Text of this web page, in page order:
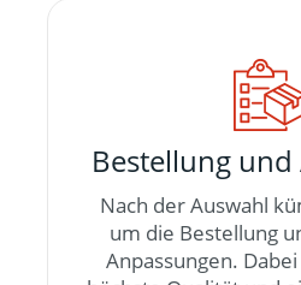
Bestellung
Nach der Auswahl
um die Bestellung
Anpassungen.